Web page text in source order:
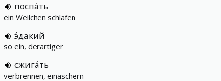
поспа́ть
ein Weilchen schlafen
э́дакий
so ein, derartiger
сжига́ть
verbrennen, einäschern